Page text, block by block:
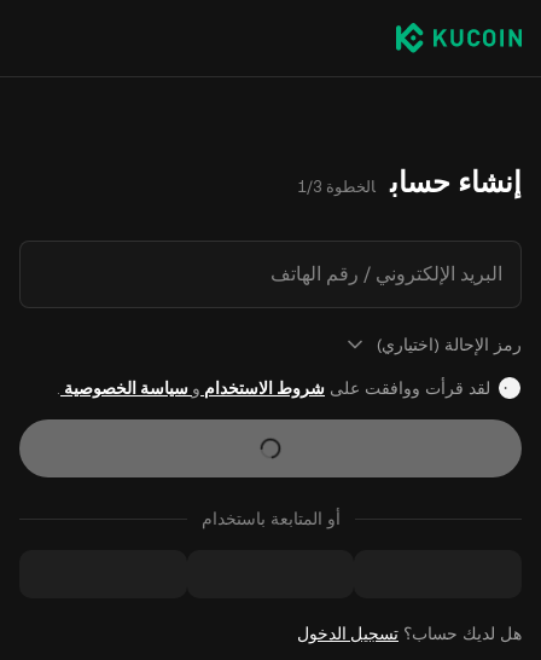
إنشاء حساب الخطوة 1/3
البريد الإلكتروني / رقم الهاتف
رمز الإحالة (اختياري)
لقد قرأت ووافقت على شروط الاستخدام و سياسة الخصوصية
أو المتابعة باستخدام
هل لديك حساب؟ تسجيل الدخول